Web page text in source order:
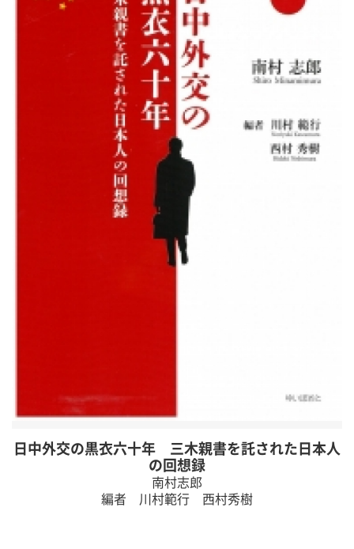
日中外交の黒衣六十年 三木親書を託された日本人
の回想録
南村志郎
編者 川村範行 西村秀樹